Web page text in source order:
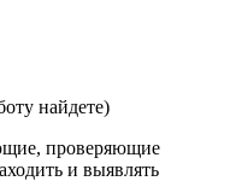
найдете)
проверяющие
и выявлять